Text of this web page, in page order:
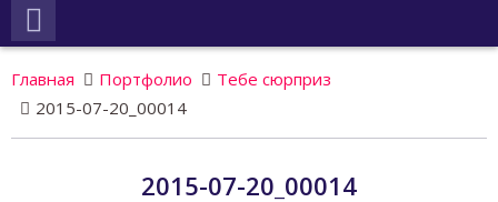
Главная Портфолио
Тебе сюрприз
2015-07-20_00014
2015-07-20_00014